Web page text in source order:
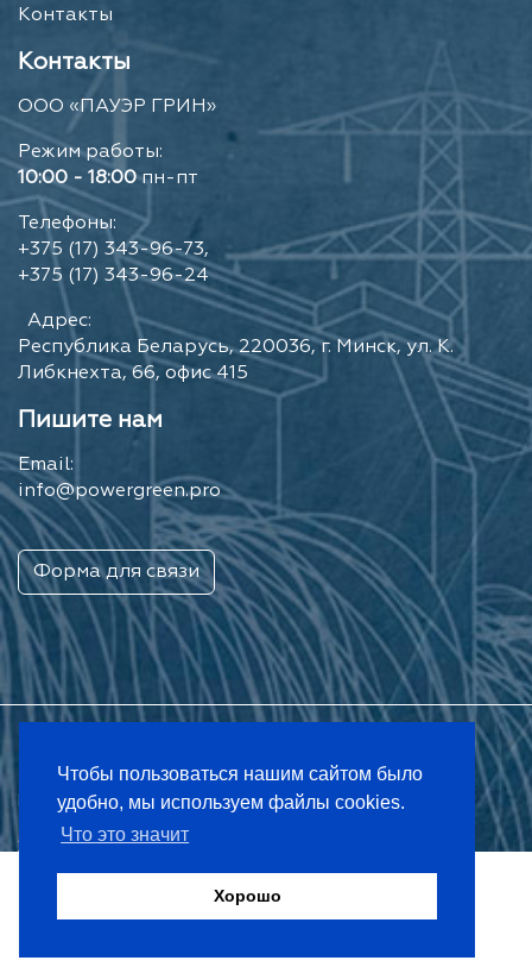
Чтобы пользоваться нашим сайтом было
удобно, мы используем файлы cookies.
Что это значит
Хорошо
Контакты
Контакты
ООО «ПАУЭР ГРИН»
Режим работы:
10:00 - 18:00 пн-пт
Телефоны:
+375 (17) 343-96-73,
+375 (17) 343-96-24
Адрес:
Республика Беларусь, 220036, г. Минск, ул. К.
Либкнехта, 66, офис 415
Пишите нам
Email:
info@powergreen.pro
Форма для связи
Разработка сайтов в Минске
2009 - 2026 © powergreen.pro - ООО «ПАУЭР ГРИН»